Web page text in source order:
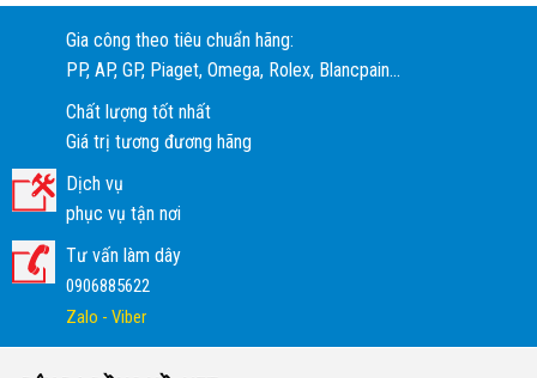
Gia công theo tiêu chuẩn hãng:
PP, AP, GP, Piaget, Omega, Rolex, Blancpain...
Chất lượng tốt nhất
Giá trị tương đương hãng
Dịch vụ
phục vụ tận nơi
Tư vấn làm dây
0906885622
Zalo - Viber